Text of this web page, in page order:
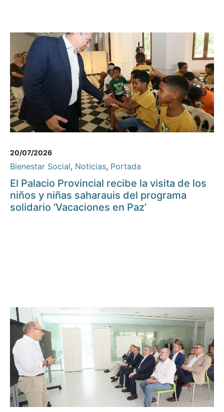
20/07/2026
Bienestar Social, Noticias, Portada
El Palacio Provincial recibe la visita de los
niños y niñas saharauis del programa
solidario ‘Vacaciones en Paz’